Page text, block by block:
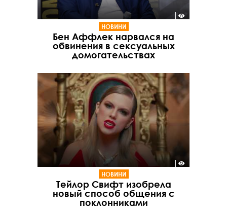
НОВИНИ
Бен Аффлек нарвался на
обвинения в сексуальных
домогательствах
НОВИНИ
Тейлор Свифт изобрела
новый способ общения с
поклонниками